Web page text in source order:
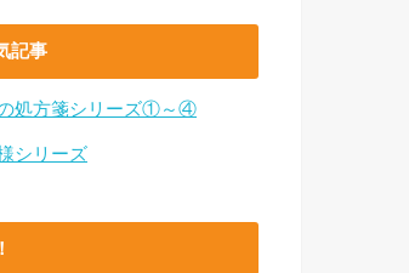
記事
の処方箋シリーズ①～④
シリーズ